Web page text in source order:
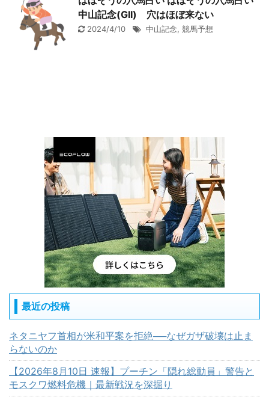
中山記念(GII) 穴はほぼ来ない
2024/4/10 中山記念, 競馬予想
最近の投稿
ネタニヤフ首相が米和平案を拒絶──なぜガザ破壊は止ま
らないのか
【2026年8月10日 速報】プーチン「隠れ総動員」警告と
モスクワ燃料危機｜最新戦況を深掘り